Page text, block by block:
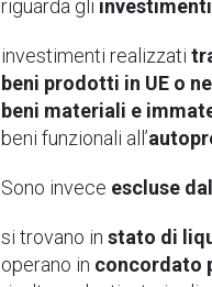
riguarda gli
investimenti realizzati
beni prodotti in UE o
beni materiali e
beni funzionali all’
Sono invece escluse
si trovano instato di
operano in concordato